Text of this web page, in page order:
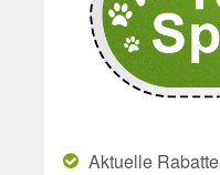
Aktuelle